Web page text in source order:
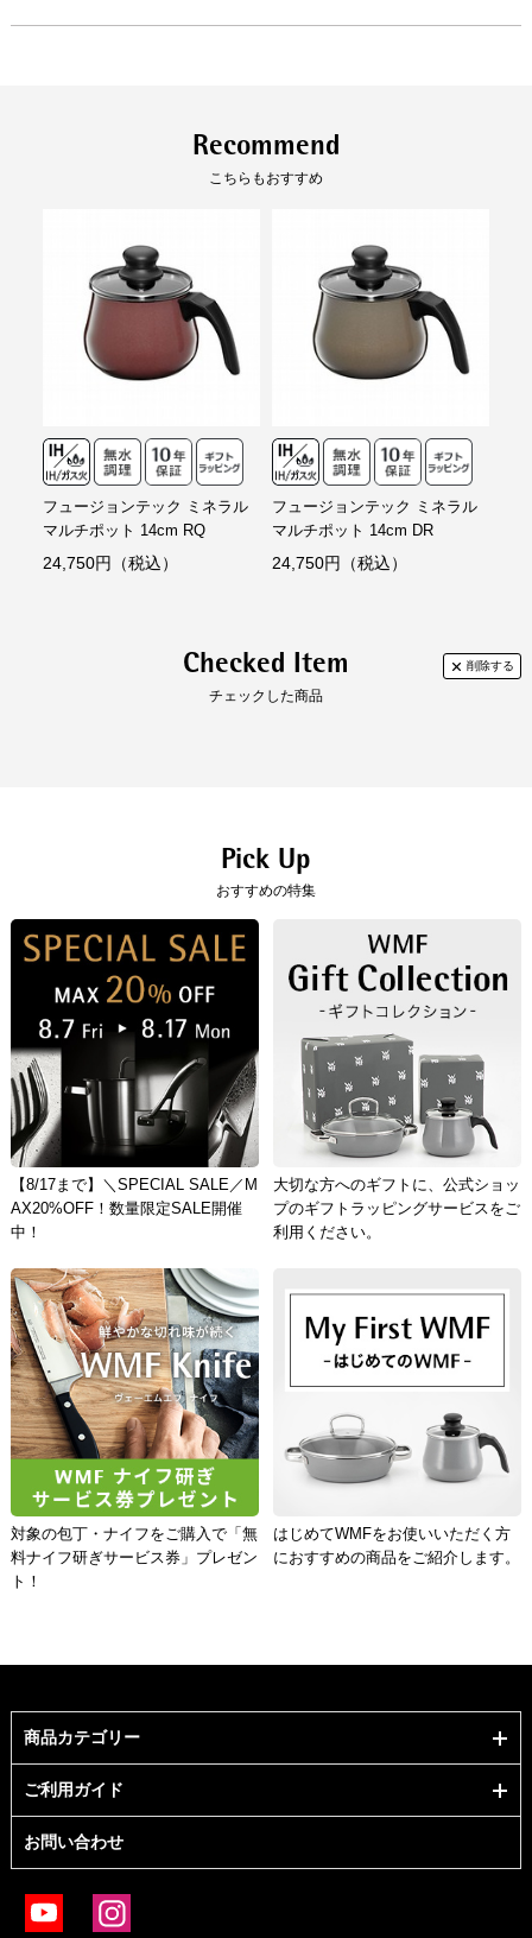
Recommend
こちらもおすすめ
フュージョンテック ミネラル
マルチポット 14cm RQ
24,750円（税込）
フュージョンテック ミネラル
マルチポット 14cm DR
24,750円（税込）
Checked Item
チェックした商品
Pick Up
おすすめの特集
【8/17まで】＼SPECIAL SALE／M
AX20%OFF！数量限定SALE開催
中！
大切な方へのギフトに、公式ショッ
プのギフトラッピングサービスをご
利用ください。
対象の包丁・ナイフをご購入で「無
料ナイフ研ぎサービス券」プレゼン
ト！
はじめてWMFをお使いいただく方
におすすめの商品をご紹介します。
商品カテゴリー
ご利用ガイド
お問い合わせ